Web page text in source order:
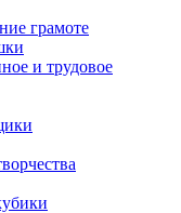
грамоте
и трудовое